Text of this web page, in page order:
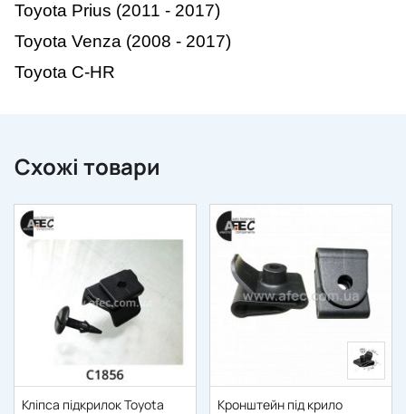
Toyota Prius (2011 - 2017)
Toyota Venza (2008 - 2017)
Toyota C-HR
Схожі товари
Кліпса підкрилок Toyota
Кронштейн під крило